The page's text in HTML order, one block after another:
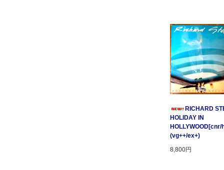
RICHARD
HOLIDAY IN
(vg++/ex+)
8,800円